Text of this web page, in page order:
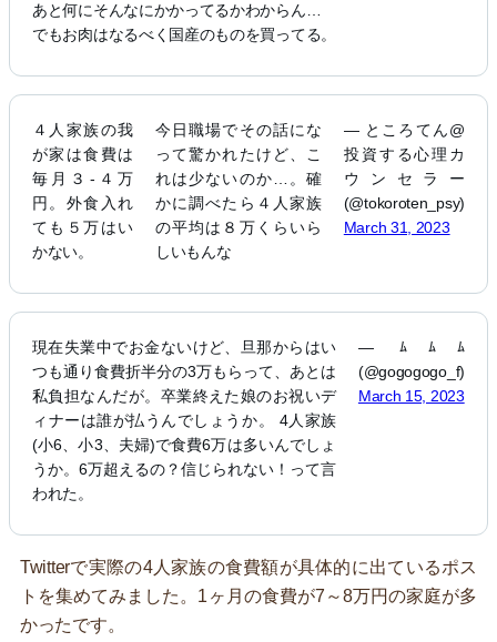
あと何にそんなにかかってるかわからん…
でもお肉はなるべく国産のものを買ってる。
４人家族の我
が家は食費は
毎月３-４万
円。外食入れ
ても５万はい
かない。
今日職場でその話にな
って驚かれたけど、こ
れは少ないのか…。確
かに調べたら４人家族
の平均は８万くらいら
しいもんな
— ところてん@
投資する心理カ
ウンセラー
(@tokoroten_psy)
March 31, 2023
現在失業中でお金ないけど、旦那からはい
つも通り食費折半分の3万もらって、あとは
私負担なんだが。卒業終えた娘のお祝いデ
ィナーは誰が払うんでしょうか。 4人家族
(小6、小3、夫婦)で食費6万は多いんでしょ
うか。6万超えるの？信じられない！って言
われた。
— ﾑﾑﾑ
(@gogogogo_f)
March 15, 2023
Twitterで実際の4人家族の食費額が具体的に出ているポス
トを集めてみました。1ヶ月の食費が7～8万円の家庭が多
かったです。